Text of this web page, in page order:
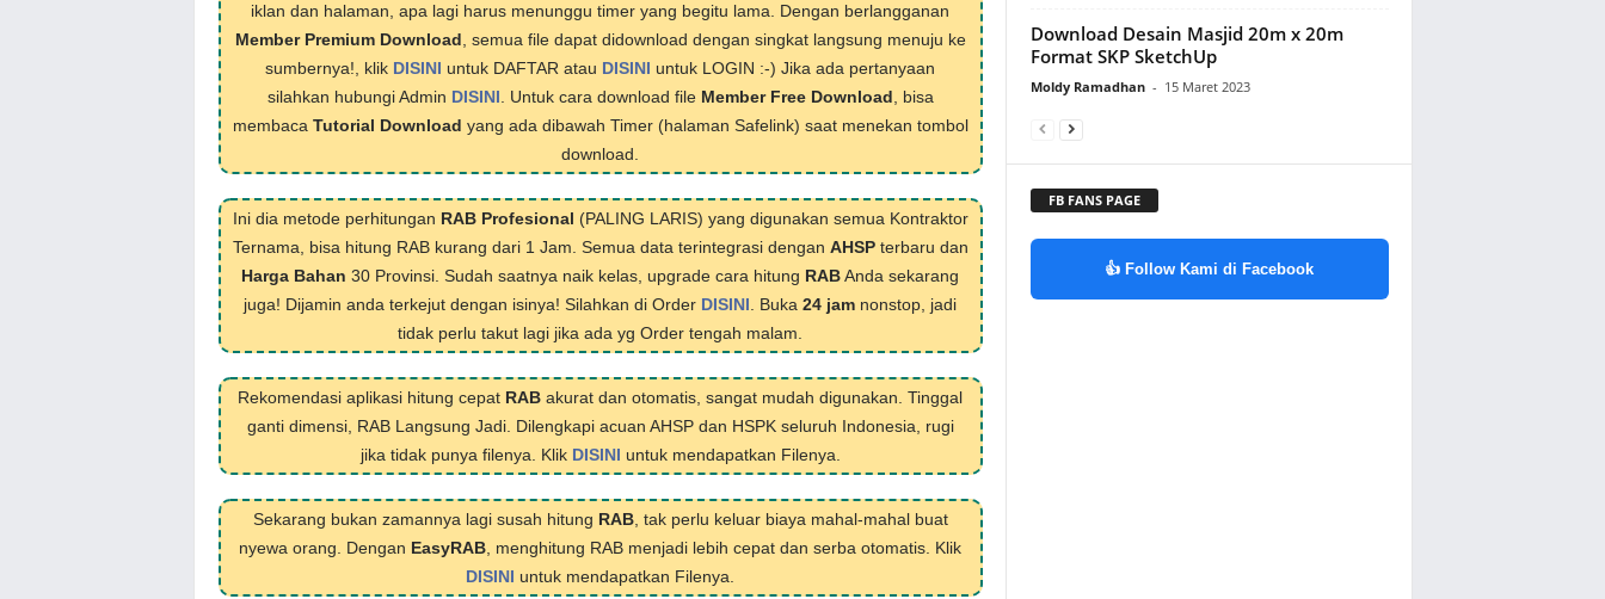
iklan dan halaman, apa lagi harus menunggu timer yang begitu lama. Dengan berlangganan
Member Premium Download , semua file dapat didownload dengan singkat langsung menuju ke
sumbernya!, klik DISINI untuk DAFTAR atau DISINI untuk LOGIN :-) Jika ada pertanyaan
silahkan hubungi Admin DISINI . Untuk cara download file Member Free Download , bisa
membaca Tutorial Download yang ada dibawah Timer (halaman Safelink) saat menekan tombol
download.
Ini dia metode perhitungan RAB Profesional (PALING LARIS) yang digunakan semua Kontraktor
Ternama, bisa hitung RAB kurang dari 1 Jam. Semua data terintegrasi dengan AHSPterbaru dan
Harga Bahan 30 Provinsi. Sudah saatnya naik kelas, upgrade cara hitung RABAnda sekarang
juga! Dijamin anda terkejut dengan isinya! Silahkan di Order DISINI . Buka 24 jam nonstop, jadi
tidak perlu takut lagi jika ada yg Order tengah malam.
Rekomendasi aplikasi hitung cepat RAB akurat dan otomatis, sangat mudah digunakan. Tinggal
ganti dimensi, RAB Langsung Jadi. Dilengkapi acuan AHSP dan HSPK seluruh Indonesia, rugi
jika tidak punya filenya. Klik DISINI untuk mendapatkan Filenya.
Sekarang bukan zamannya lagi susah hitung RAB, tak perlu keluar biaya mahal-mahal buat
nyewa orang. Dengan EasyRAB , menghitung RAB menjadi lebih cepat dan serba otomatis. Klik
DISINI untuk mendapatkan Filenya.
Download Desain Masjid 20m x 20m
Format SKP SketchUp
Moldy Ramadhan - 15 Maret 2023
FB FANS PAGE
👍 Follow Kami di Facebook